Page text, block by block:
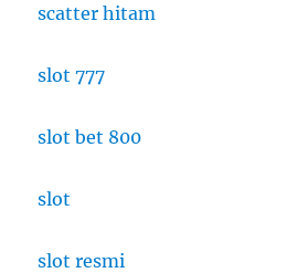
scatter hitam
slot 777
slot bet 800
slot
slot resmi